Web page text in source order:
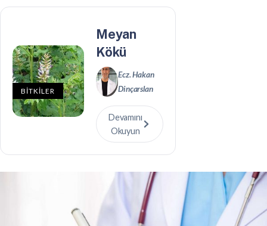
BİTKİLER
Meyan
Kökü
Ecz. Hakan
Dinçarslan
Devamını
Okuyun